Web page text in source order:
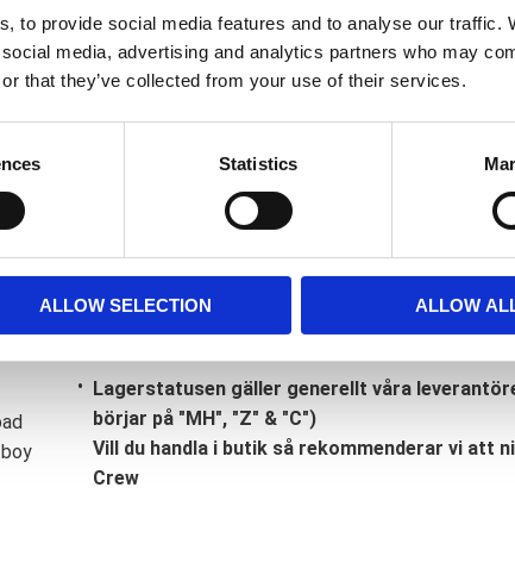
to provide social media features and to analyse our traffic.
media, advertising and analytics partners who may
that they’ve collected from your use of their services.
Statistics
ALLOW SELECTION ALLOW
c
b
o
Lagerstatusen gäller generellt våra
börjar på "MH", "Z" & "C")
Vill du handla i butik så rekommenderar vi att
Crew